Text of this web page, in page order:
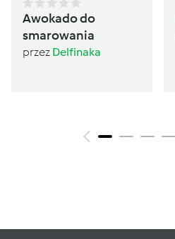
Awokado do
smarowania
przez Delfinaka